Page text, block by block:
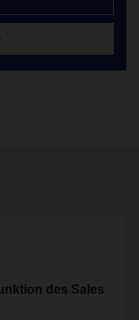
des Sales